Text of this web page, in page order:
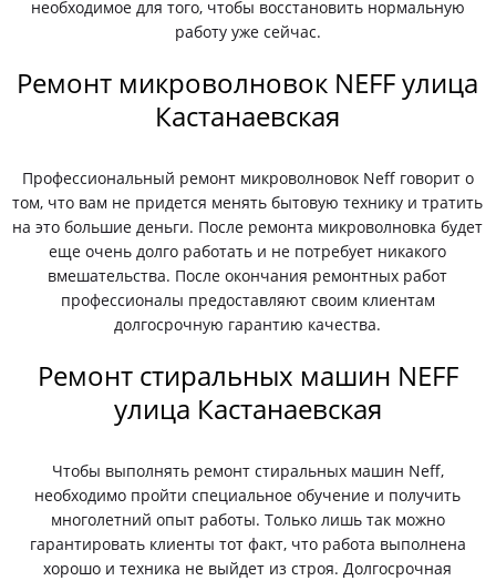
необходимое для того, чтобы восстановить нормальную
работу уже сейчас.
Ремонт микроволновок NEFF улица
Кастанаевская
Профессиональный ремонт микроволновок Neff говорит о
том, что вам не придется менять бытовую технику и тратить
на это большие деньги. После ремонта микроволновка будет
еще очень долго работать и не потребует никакого
вмешательства. После окончания ремонтных работ
профессионалы предоставляют своим клиентам
долгосрочную гарантию качества.
Ремонт стиральных машин NEFF
улица Кастанаевская
Чтобы выполнять ремонт стиральных машин Neff,
необходимо пройти специальное обучение и получить
многолетний опыт работы. Только лишь так можно
гарантировать клиенты тот факт, что работа выполнена
хорошо и техника не выйдет из строя. Долгосрочная